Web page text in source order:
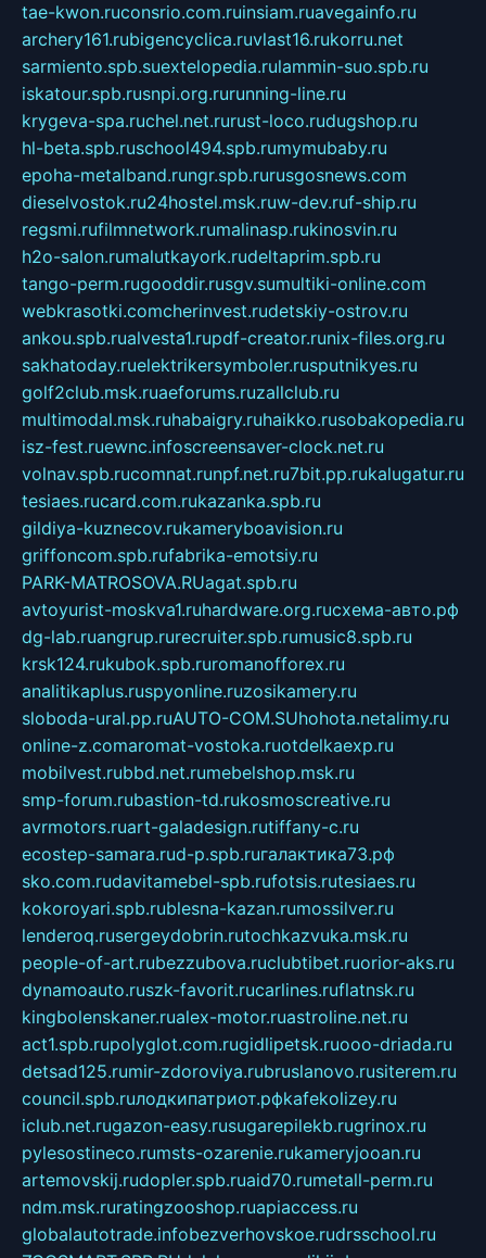
tae-kwon.ruconsrio.com.ruinsiam.ruavegainfo.ru
archery161.rubigencyclica.ruvlast16.rukorru.net
sarmiento.spb.suextelopedia.rulammin-suo.spb.ru
iskatour.spb.rusnpi.org.rurunning-line.ru
krygeva-spa.ruchel.net.rurust-loco.rudugshop.ru
hl-beta.spb.ruschool494.spb.rumymubaby.ru
epoha-metalband.rungr.spb.rurusgosnews.com
dieselvostok.ru24hostel.msk.ruw-dev.ruf-ship.ru
regsmi.rufilmnetwork.rumalinasp.rukinosvin.ru
h2o-salon.rumalutkayork.rudeltaprim.spb.ru
tango-perm.rugooddir.rusgv.sumultiki-online.com
webkrasotki.comcherinvest.rudetskiy-ostrov.ru
ankou.spb.rualvesta1.rupdf-creator.runix-files.org.ru
sakhatoday.ruelektrikersymboler.rusputnikyes.ru
golf2club.msk.ruaeforums.ruzallclub.ru
multimodal.msk.ruhabaigry.ruhaikko.rusobakopedia.ru
isz-fest.ruewnc.infoscreensaver-clock.net.ru
volnav.spb.rucomnat.runpf.net.ru7bit.pp.rukalugatur.ru
tesiaes.rucard.com.rukazanka.spb.ru
gildiya-kuznecov.rukameryboavision.ru
griffoncom.spb.rufabrika-emotsiy.ru
PARK-MATROSOVA.RUagat.spb.ru
avtoyurist-moskva1.ruhardware.org.ruсхема-авто.рф
dg-lab.ruangrup.rurecruiter.spb.rumusic8.spb.ru
krsk124.rukubok.spb.ruromanofforex.ru
analitikaplus.ruspyonline.ruzosikamery.ru
sloboda-ural.pp.ruAUTO-COM.SUhohota.netalimy.ru
online-z.comaromat-vostoka.ruotdelkaexp.ru
mobilvest.rubbd.net.rumebelshop.msk.ru
smp-forum.rubastion-td.rukosmoscreative.ru
avrmotors.ruart-galadesign.rutiffany-c.ru
ecostep-samara.rud-p.spb.ruгалактика73.рф
sko.com.rudavitamebel-spb.rufotsis.rutesiaes.ru
kokoroyari.spb.rublesna-kazan.rumossilver.ru
lenderoq.rusergeydobrin.rutochkazvuka.msk.ru
people-of-art.rubezzubova.ruclubtibet.ruorior-aks.ru
dynamoauto.ruszk-favorit.rucarlines.ruflatnsk.ru
kingbolenskaner.rualex-motor.ruastroline.net.ru
act1.spb.rupolyglot.com.rugidlipetsk.ruooo-driada.ru
detsad125.rumir-zdoroviya.rubruslanovo.rusiterem.ru
council.spb.ruлодкипатриот.рфkafekolizey.ru
iclub.net.rugazon-easy.rusugarepilekb.rugrinox.ru
pylesostineco.rumsts-ozarenie.rukameryjooan.ru
artemovskij.rudopler.spb.ruaid70.rumetall-perm.ru
ndm.msk.ruratingzooshop.ruapiaccess.ru
globalautotrade.infobezverhovskoe.rudrsschool.ru